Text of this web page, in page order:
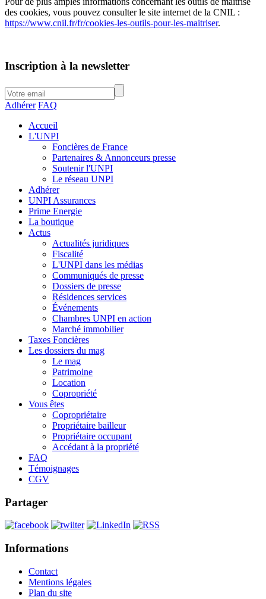
des cookies, vous pouvez consulter le site internet de la CNIL :
https://www.cnil.fr/fr/cookies-les-outils-pour-les-maitriser.
Inscription à la newsletter
Adhérer FAQ
Accueil
L'UNPI
Foncières de France
Partenaires & Annonceurs presse
Soutenir l'UNPI
Le réseau UNPI
Adhérer
UNPI Assurances
Prime Energie
La boutique
Actus
Actualités juridiques
Fiscalité
L'UNPI dans les médias
Communiqués de presse
Dossiers de presse
Résidences services
Événements
Chambres UNPI en action
Marché immobilier
Taxes Foncières
Les dossiers du mag
Le mag
Patrimoine
Location
Copropriété
Vous êtes
Copropriétaire
Propriétaire bailleur
Propriétaire occupant
Accédant à la propriété
FAQ
Témoignages
CGV
Partager
Informations
Contact
Mentions légales
Plan du site